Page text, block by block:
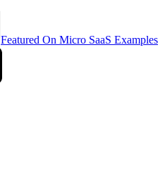
Featured On Micro SaaS Examples